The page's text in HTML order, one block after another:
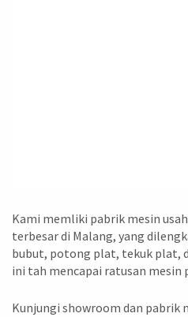
Kami memliki pabrik mesin
terbesar di Malang, yang
bubut, potong plat, tekuk plat,
ini tah mencapai ratusan mesin
Kunjungi showroom dan pabrik